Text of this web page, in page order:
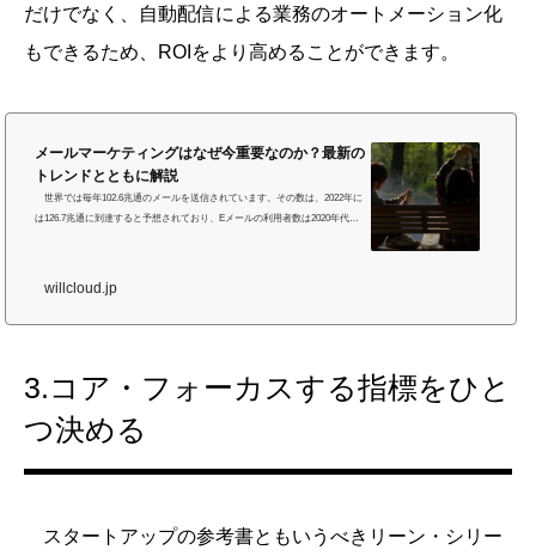
だけでなく、自動配信による業務のオートメーション化
もできるため、ROIをより高めることができます。
メールマーケティングはなぜ今重要なのか？最新の
トレンドとともに解説
世界では毎年102.6兆通のメールを送信されています。その数は、2022年に
は126.7兆通に到達すると予想されており、Eメールの利用者数は2020年代も
willcloud.jp
3.コア・フォーカスする指標をひと
つ決める
スタートアップの参考書ともいうべきリーン・シリー